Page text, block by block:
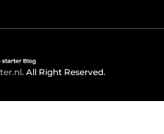
. All Right Reserved.